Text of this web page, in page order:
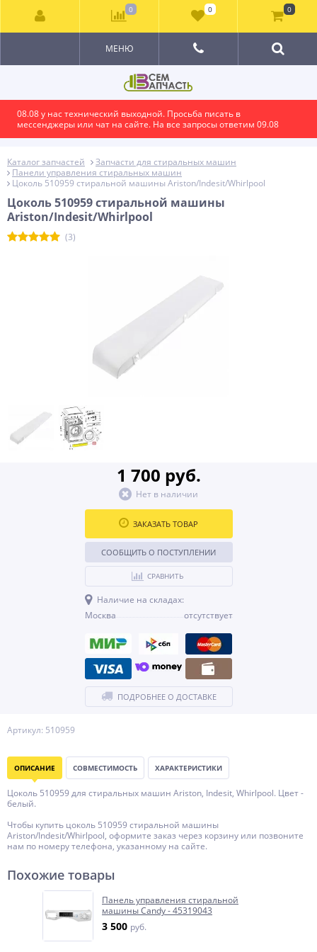
08.08 у нас технический выходной. Просьба писать в
мессенджеры или чат на сайте. На все запросы ответим 09.08
МЕНЮ
Каталог запчастей
Запчасти для стиральных машин
Панели управления стиральных машин
Цоколь 510959 стиральной машины Ariston/Indesit/Whirlpool
Цоколь 510959 стиральной машины
Ariston/Indesit/Whirlpool
(3)
Артикул: 510959
1 700 руб.
Нет в наличии
ЗАКАЗАТЬ ТОВАР
СООБЩИТЬ О ПОСТУПЛЕНИИ
СРАВНИТЬ
Наличие на складах:
Москва
отсутствует
ПОДРОБНЕЕ О ДОСТАВКЕ
ОПИСАНИЕ СОВМЕСТИМОСТЬ ХАРАКТЕРИСТИКИ
Цоколь 510959 для стиральных машин Ariston, Indesit, Whirlpool. Цвет -
белый.
Чтобы купить цоколь 510959 стиральной машины
Ariston/Indesit/Whirlpool, оформите заказ через корзину или позвоните
нам по номеру телефона, указанному на сайте.
Похожие товары
Панель управления стиральной
машины Candy - 45319043
3 500 руб.
0 0 0